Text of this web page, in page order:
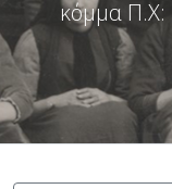
κόμμα Π.Χ: